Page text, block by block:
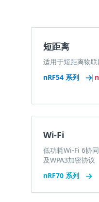
短距离
适用于短距离物
nRF54 系列
|
Wi-Fi
低功耗Wi-Fi 6协
及WPA3加密协议
nRF70 系列